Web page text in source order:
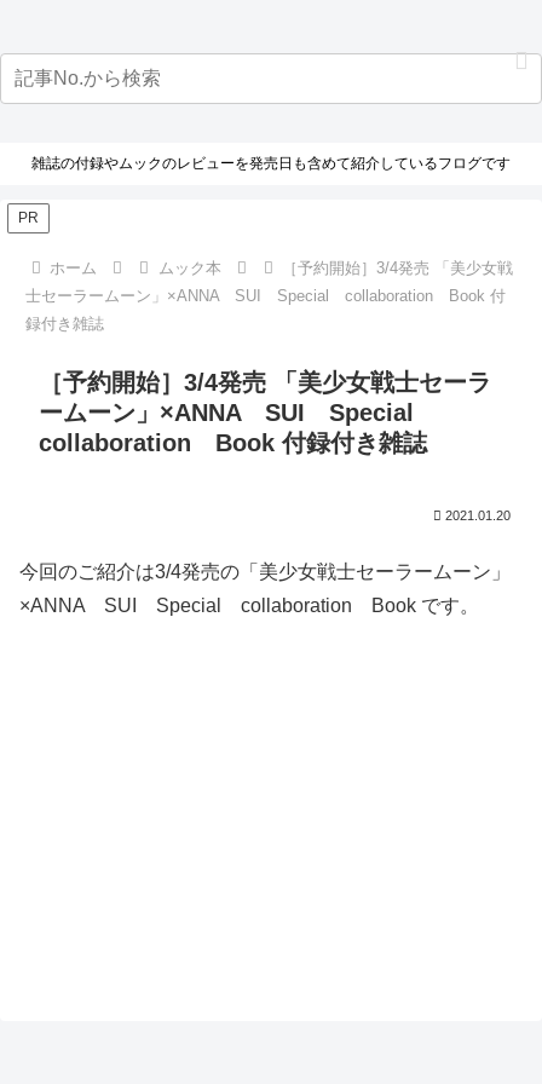
雑誌の付録やムックのレビューを発売日も含めて紹介しているフログです
PR
ホーム ムック本
［予約開始］3/4発売 「美少女戦
士セーラームーン」×ANNA SUI Special collaboration Book 付
録付き雑誌
［予約開始］3/4発売 「美少女戦士セーラ
ームーン」×ANNA SUI Special
collaboration Book 付録付き雑誌
2021.01.20
今回のご紹介は3/4発売の「美少女戦士セーラームーン」
×ANNA SUI Special collaboration Book です。